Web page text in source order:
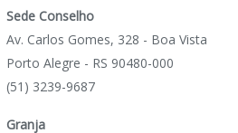
Sede Conselho
Av. Carlos Gomes, 328 - Boa Vista
Porto Alegre - RS 90480-000
(51) 3239-9687
Granja